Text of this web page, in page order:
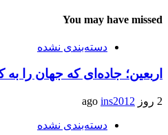
You may have missed
دسته‌بندی نشده
اربعین؛ جاده‌ای که جهان را به
2 روز ago ins2012
دسته‌بندی نشده